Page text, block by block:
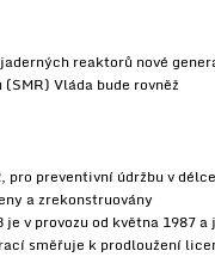
reaktorů nové
Vláda bude rovněž
pro preventivní údržbu v
a zrekonstruovány
v provozu od května 1987 a
směřuje k prodloužení